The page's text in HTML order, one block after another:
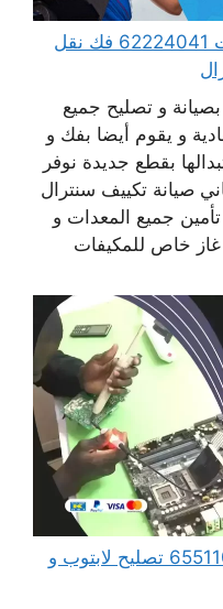
فني تكييف مركزي هندي الكويت 62224041 فك نقل
و تصليح جميع
و يقوم أيضا بفك و
بقطع جديدة نوفر
صيانة تكييف سنترال
جميع المعدات و
غاز خاص للمكيفات
مهندس كمبيوتر النويصيب 65511033 تصليح لابتوب و